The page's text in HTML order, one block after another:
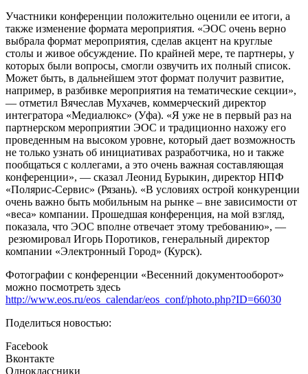
Участники конференции положительно оценили ее итоги, а
также изменение формата мероприятия. «ЭОС очень верно
выбрала формат мероприятия, сделав акцент на круглые
столы и живое обсуждение. По крайней мере, те партнеры, у
которых были вопросы, смогли озвучить их полный список.
Может быть, в дальнейшем этот формат получит развитие,
например, в разбивке мероприятия на тематические секции»,
— отметил Вячеслав Мухачев, коммерческий директор
интегратора «Медиалюкс» (Уфа). «Я уже не в первый раз на
партнерском мероприятии ЭОС и традиционно нахожу его
проведенным на высоком уровне, который дает возможность
не только узнать об инициативах разработчика, но и также
пообщаться с коллегами, а это очень важная составляющая
конференции», — сказал Леонид Бурыкин, директор НПФ
«Полярис-Сервис» (Рязань). «В условиях острой конкуренции
очень важно быть мобильным на рынке – вне зависимости от
«веса» компании. Прошедшая конференция, на мой взгляд,
показала, что ЭОС вполне отвечает этому требованию», —
резюмировал Игорь Поротиков, генеральный директор
компании «Электронный Город» (Курск).
Фотографии с конференции «Весенний документооборот»
можно посмотреть здесь
http://www.eos.ru/eos_calendar/eos_conf/photo.php?ID=66030
Поделиться новостью:
Facebook
Вконтакте
Одноклассники